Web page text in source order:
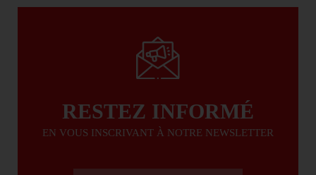
RESTEZ INFORMÉ
EN VOUS INSCRIVANT À NOTRE NEWSLETTER